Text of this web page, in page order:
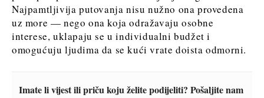
Najpamtljivija putovanja nisu nužno ona provedena
uz more — nego ona koja odražavaju osobne
interese, uklapaju se u individualni budžet i
omogućuju ljudima da se kući vrate doista odmorni.
Imate li vijest ili priču koju želite podijeliti? Pošaljite nam